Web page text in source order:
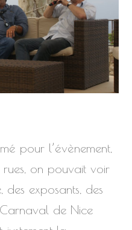
pour l’évènement,
on pouvait voir
des exposants, des
de Nice